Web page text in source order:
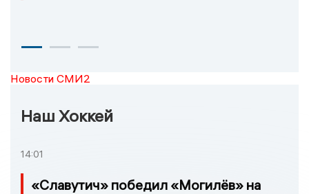
Новости СМИ2
Наш Хоккей
14:01
«Славутич» победил «Могилёв» на